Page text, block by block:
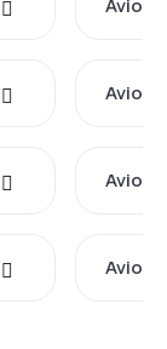
Avio
Avio
Avio
Avio